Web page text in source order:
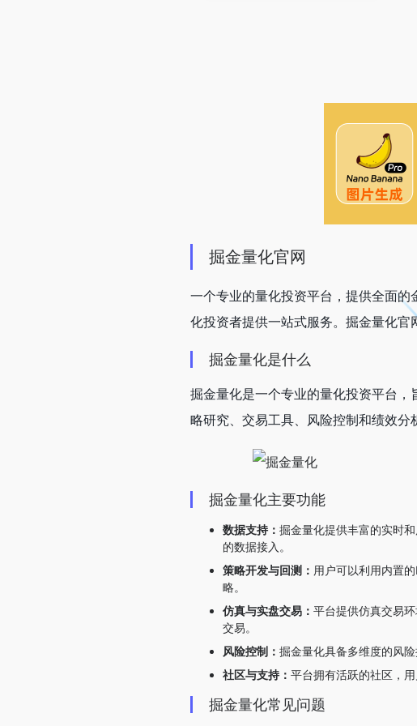
掘金量化官网
一个专业的量化投资平台，提供全面
化投资者提供一站式服务。掘金量化官
掘金量化是什么
掘金量化是一个专业的量化投资平台
略研究、交易工具、风险控制和绩效分
掘金量化主要功能
数据支持： 掘金量化提供丰富的实时
的数据接入。
策略开发与回测： 用户可以利用内置
略。
仿真与实盘交易： 平台提供仿真交易
交易。
风险控制： 掘金量化具备多维度的风
社区与支持： 平台拥有活跃的社区，
掘金量化常见问题